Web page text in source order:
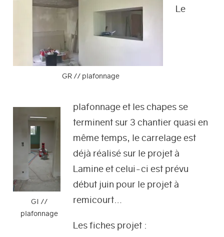
GR // plafonnage
GI //
plafonnage
Le
plafonnage et les chapes se
terminent sur 3 chantier quasi en
même temps, le carrelage est
déjà réalisé sur le projet à
Lamine et celui-ci est prévu
début juin pour le projet à
remicourt…
Les fiches projet :